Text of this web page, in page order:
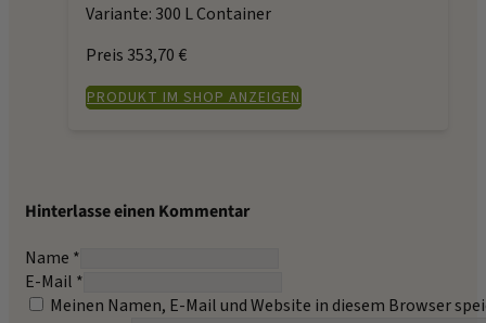
Variante: 300 L Container
Preis 353,70 €
PRODUKT IM SHOP ANZEIGEN
Hinterlasse einen Kommentar
Name *
E-Mail *
Meinen Namen, E-Mail und Website in diesem Browser